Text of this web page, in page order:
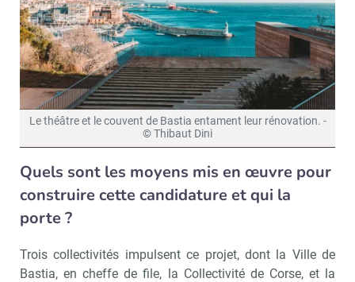
Le théâtre et le couvent de Bastia entament leur rénovation. -
© Thibaut Dini
Quels sont les moyens mis en œuvre pour
construire cette candidature et qui la
porte ?
Trois collectivités impulsent ce projet, dont la Ville de
Bastia, en cheffe de file, la Collectivité de Corse, et la